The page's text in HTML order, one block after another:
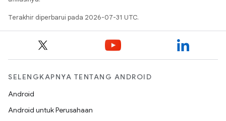
Terakhir diperbarui pada 2026-07-31 UTC.
SELENGKAPNYA TENTANG ANDROID
Android
Android untuk Perusahaan